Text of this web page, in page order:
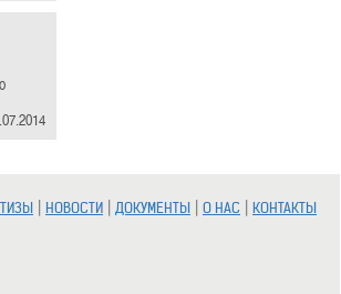
| НОВОСТИ | ДОКУМЕНТЫ | О НАС | КОНТАКТЫ